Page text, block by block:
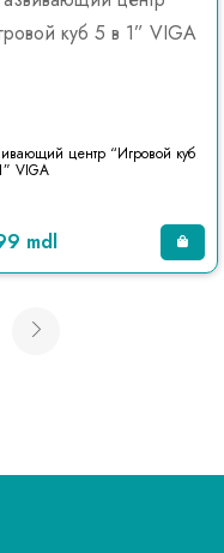
центр “Игровой куб
VIGA
mdl